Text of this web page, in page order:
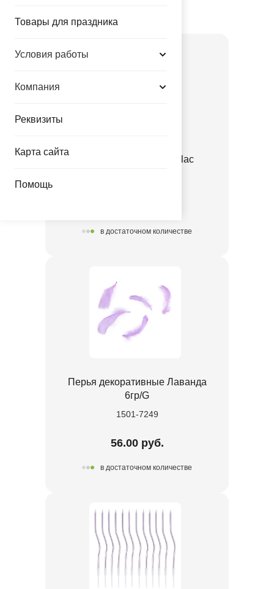
Товары для праздника
Условия работы
Компания
Реквизиты
Карта сайта
Помощь
Товар из коллекцииФиолетовая
Е 12" Пастель Retro Lilac
в достаточном количестве
Перья декоративные Лаванда
6гр/G
1501-7249
56.00 руб.
в достаточном количестве